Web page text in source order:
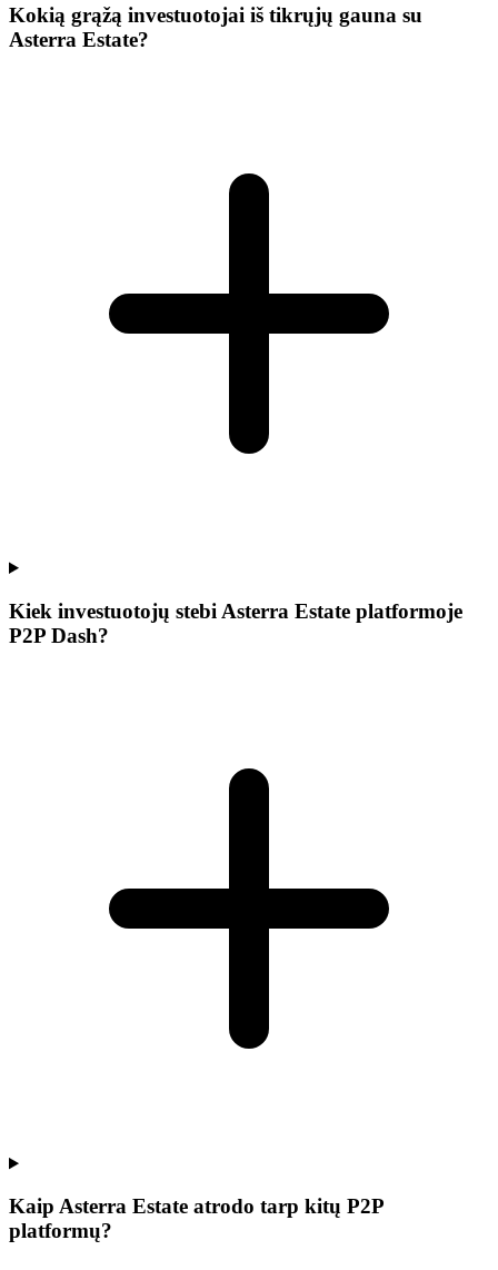
Kokią grąžą investuotojai iš tikrųjų gauna su
Asterra Estate?
Kiek investuotojų stebi Asterra Estate platformoje
P2P Dash?
Kaip Asterra Estate atrodo tarp kitų P2P
platformų?